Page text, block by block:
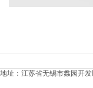
地址：江苏省无锡市蠡园开